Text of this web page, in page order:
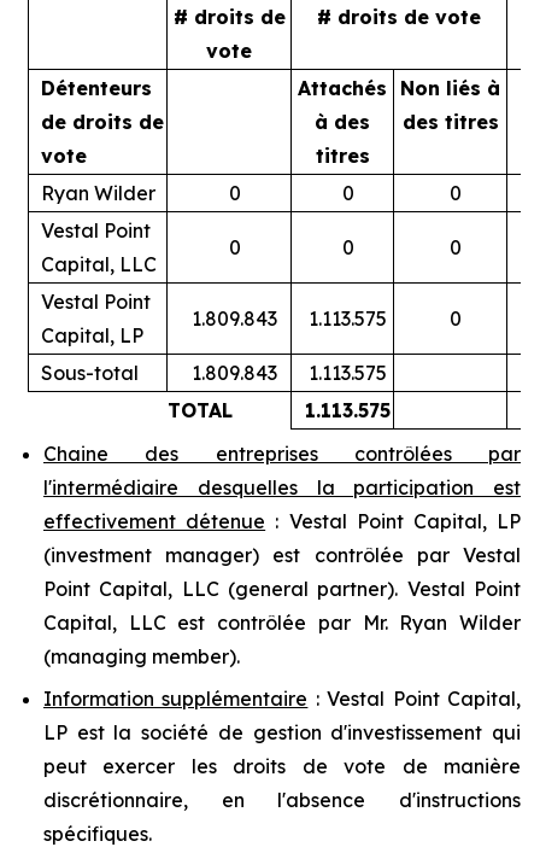
# droits de
vote
# droits de vote
Détenteurs
de droits de
vote
Attachés
à des
titres
Non liés à
des titres
Ryan Wilder 0 0
0
Vestal Point
Capital, LLC
0 0 0
Vestal Point
Capital, LP
1.809.843 1.113.575 0
Sous-total 1.809.843
1.113.575
TOTAL
1.113.575
Chaine des entreprises contrôlées par
l'intermédiaire desquelles la participation est
effectivement détenue : Vestal Point Capital, LP
(investment manager) est contrôlée par Vestal
Point Capital, LLC (general partner). Vestal Point
Capital, LLC est contrôlée par Mr. Ryan Wilder
(managing member).
Information supplémentaire : Vestal Point Capital,
LP est la société de gestion d'investissement qui
peut exercer les droits de vote de manière
discrétionnaire, en l'absence d'instructions
spécifiques.